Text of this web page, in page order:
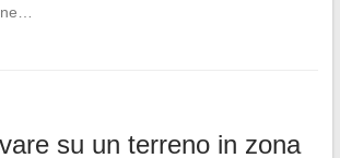
su un terreno in zona